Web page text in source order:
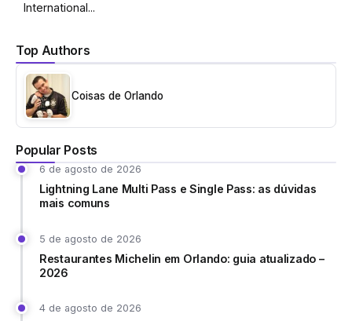
Top Authors
Coisas de Orlando
Popular Posts
6 de agosto de 2026
Lightning Lane Multi Pass e Single Pass: as dúvidas
mais comuns
5 de agosto de 2026
Restaurantes Michelin em Orlando: guia atualizado –
2026
4 de agosto de 2026
International...